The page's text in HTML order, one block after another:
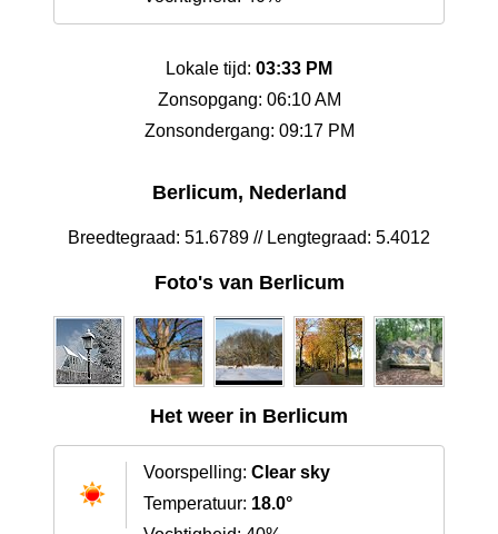
Lokale tijd: 03:33 PM
Zonsopgang: 06:10 AM
Zonsondergang: 09:17 PM
Berlicum, Nederland
Breedtegraad: 51.6789 // Lengtegraad: 5.4012
Foto's van Berlicum
Het weer in Berlicum
Voorspelling: Clear sky
Temperatuur: 18.0°